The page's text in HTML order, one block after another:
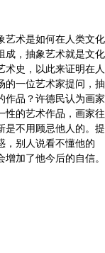
艺术是如何在人类文化
成，抽象艺术就是文化
术史，以此来证明在人
的一位艺术家提问，抽
作品？许德民认为画家
性的艺术作品，画家往
是不用顾忌他人的。提
，别人说看不懂他的
加了他今后的自信。